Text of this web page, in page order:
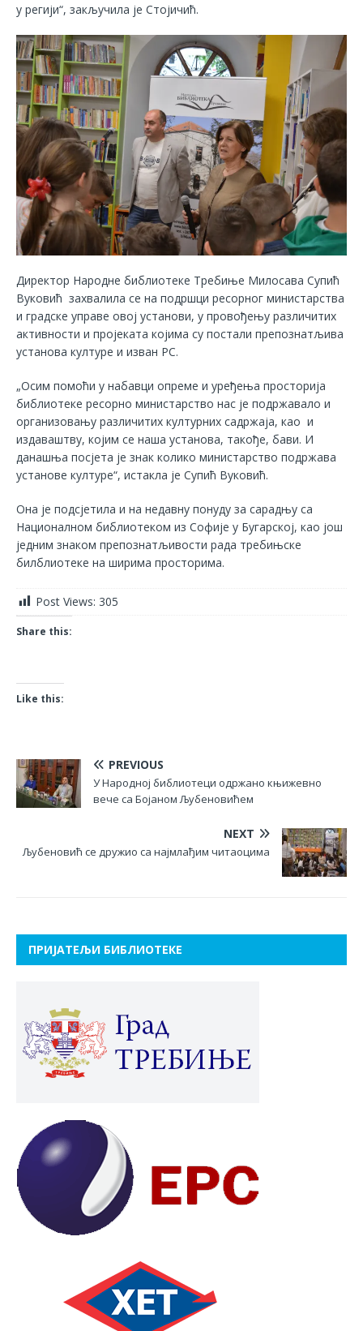
у регији“, закључила је Стојичић.
Директор Народне библиотеке Требиње Милосава Супић
Вуковић захвалила се на подршци ресорног министарства
и градске управе овој установи, у провођењу различитих
активности и пројеката којима су постали препознатљива
установа културе и изван РС.
„Осим помоћи у набавци опреме и уређења просторија
библиотеке ресорно министарство нас је подржавало и
организовању различитих културних садржаја, као и
издаваштву, којим се наша установа, такође, бави. И
данашња посјета је знак колико министарство подржава
установе културе“, истакла је Супић Вуковић.
Она је подсјетила и на недавну понуду за сарадњу са
Националном библиотеком из Софије у Бугарској, као још
једним знаком препознатљивости рада требињске
билблиотеке на ширима просторима.
Post Views: 305
Share this:
Like this:
PREVIOUS
У Народној библиотеци одржано књижевно
вече са Бојаном Љубеновићем
NEXT
Љубеновић се дружио са најмлађим читаоцима
ПРИЈАТЕЉИ БИБЛИОТЕКЕ